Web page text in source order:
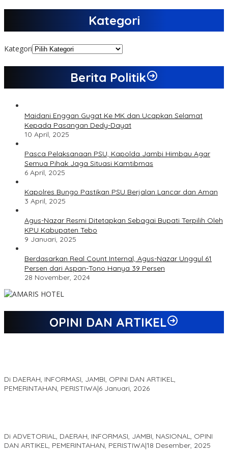
Kategori
Kategori
Berita Politik
Maidani Enggan Gugat Ke MK dan Ucapkan Selamat
Kepada Pasangan Dedy-Dayat
10 April, 2025
Pasca Pelaksanaan PSU, Kapolda Jambi Himbau Agar
Semua Pihak Jaga Situasi Kamtibmas
6 April, 2025
Kapolres Bungo Pastikan PSU Berjalan Lancar dan Aman
3 April, 2025
Agus-Nazar Resmi Ditetapkan Sebagai Bupati Terpilih Oleh
KPU Kabupaten Tebo
9 Januari, 2025
Berdasarkan Real Count Internal, Agus-Nazar Unggul 61
Persen dari Aspan-Tono Hanya 39 Persen
28 November, 2024
OPINI DAN ARTIKEL
Di DAERAH, INFORMASI, JAMBI, OPINI DAN ARTIKEL,
PEMERINTAHAN, PERISTIWA|6 Januari, 2026
Di ADVETORIAL, DAERAH, INFORMASI, JAMBI, NASIONAL, OPINI
DAN ARTIKEL, PEMERINTAHAN, PERISTIWA|18 Desember, 2025